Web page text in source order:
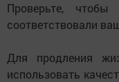
Проверьте,
соответствовали
Для продления
использовать